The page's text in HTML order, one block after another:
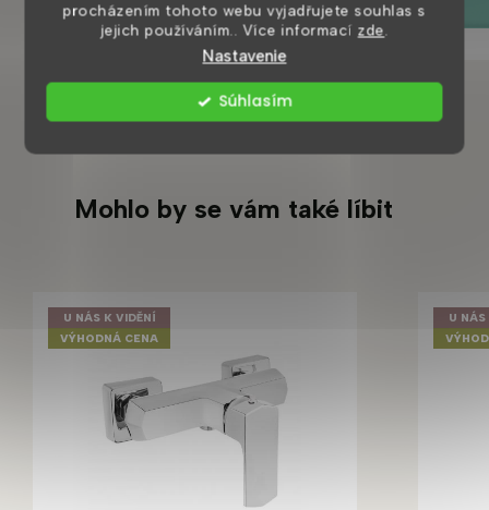
procházením tohoto webu vyjadřujete souhlas s
jejich používáním.. Více informací zde.
Nastavenie
Súhlasím
Mohlo by se vám také líbit
U NÁS K VIDĚNÍ
VÝHODNÁ CENA
U